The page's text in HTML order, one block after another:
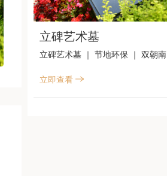
立碑艺术墓
立碑艺术墓 ｜ 节地环保 ｜ 双朝南
立即查看